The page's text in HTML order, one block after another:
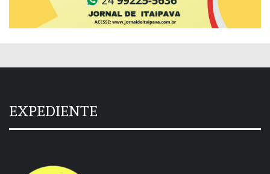
EXPEDIENTE